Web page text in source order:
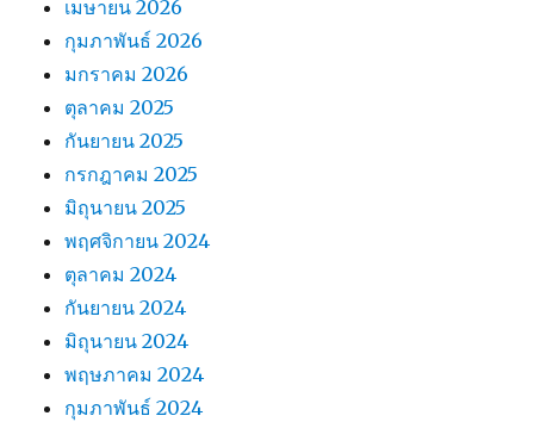
เมษายน 2026
กุมภาพันธ์ 2026
มกราคม 2026
ตุลาคม 2025
กันยายน 2025
กรกฎาคม 2025
มิถุนายน 2025
พฤศจิกายน 2024
ตุลาคม 2024
กันยายน 2024
มิถุนายน 2024
พฤษภาคม 2024
กุมภาพันธ์ 2024